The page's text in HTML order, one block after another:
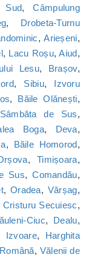
Sud,Câmpulung
, Drobeta-Turnu
,Arieșeni,
, Lacu Roșu,Aiud,
Lesu, Brașov,
, Sibiu, Izvoru
, Băile Olănești,
Sâmbăta de Sus,
Boga, Deva,
, Băile Homorod,
, Timișoara,
Sus,Comandău,
, Oradea, Vărșag,
Cristuru Secuiesc,
Ciuc, Dealu,
Izvoare, Harghita
, Vălenii de